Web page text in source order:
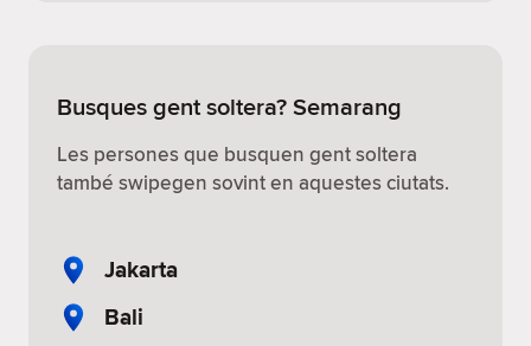
Busques gent soltera? Semarang
Les persones que busquen gent soltera
també swipegen sovint en aquestes ciutats.
Jakarta
Bali